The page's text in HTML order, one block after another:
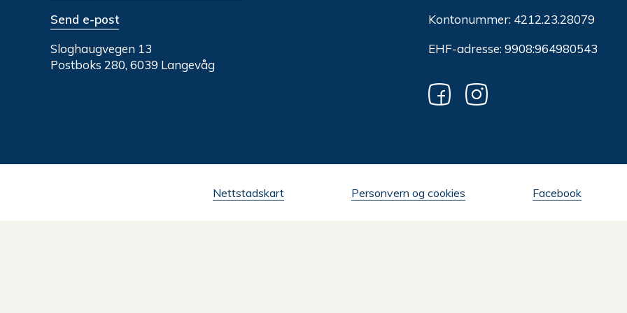
Send e-post
Sloghaugvegen 13
Postboks 280, 6039 Langevåg
Kontonummer: 4212.23.28079
EHF-adresse: 9908:964980543
Nettstadskart Personvern og cookies Facebook